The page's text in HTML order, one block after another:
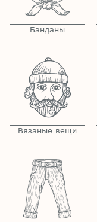
Банданы
Вязаные вещи